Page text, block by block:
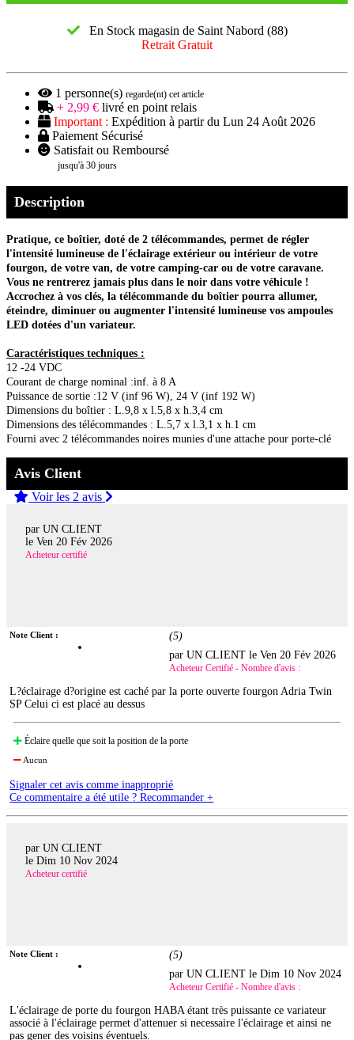
En Stock magasin de Saint Nabord (88)
Retrait Gratuit
1 personne(s) regarde(nt) cet article
+ 2,99 € livré en point relais
Important : Expédition à partir du Lun 24 Août 2026
Paiement Sécurisé
Satisfait ou Remboursé
jusqu'à 30 jours
Description
Pratique, ce boîtier, doté de 2 télécommandes, permet de régler
l'intensité lumineuse de l'éclairage extérieur ou intérieur de votre
fourgon, de votre van, de votre camping-car ou de votre caravane.
Vous ne rentrerez jamais plus dans le noir dans votre véhicule !
Accrochez à vos clés, la télécommande du boîtier pourra allumer,
éteindre, diminuer ou augmenter l'intensité lumineuse vos ampoules
LED dotées d'un variateur.
Caractéristiques techniques :
12 -24 VDC
Courant de charge nominal :inf. à 8 A
Puissance de sortie :12 V (inf 96 W), 24 V (inf 192 W)
Dimensions du boîtier : L.9,8 x l.5,8 x h.3,4 cm
Dimensions des télécommandes : L.5,7 x l.3,1 x h.1 cm
Fourni avec 2 télécommandes noires munies d'une attache pour porte-clé
Avis Client
Voir les 2 avis
par UN CLIENT
le Ven 20 Fév 2026
Acheteur certifié
Note Client : (5)
par UN CLIENT leVen 20 Fév 2026
Acheteur Certifié - Nombre d'avis :
L?éclairage d?origine est caché par la porte ouverte fourgon Adria Twin
SP Celui ci est placé au dessus
Éclaire quelle que soit la position de la porte
Aucun
Signaler cet avis comme inapproprié
Ce commentaire a été utile ? Recommander +
par UN CLIENT
le Dim 10 Nov 2024
Acheteur certifié
Note Client : (5)
par UN CLIENT leDim 10 Nov 2024
Acheteur Certifié - Nombre d'avis :
L'éclairage de porte du fourgon HABA étant très puissante ce variateur
associé à l'éclairage permet d'attenuer si necessaire l'éclairage et ainsi ne
pas gener des voisins éventuels.